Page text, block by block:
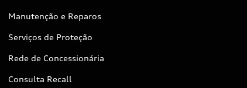
Manutenção e Reparos
Serviços de Proteção
Rede de Concessionária
Consulta Recall